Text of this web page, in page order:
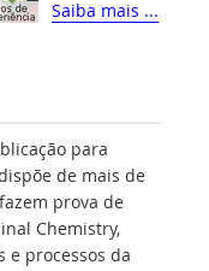
Saiba mais ...
para
de mais de
prova de
Chemistry,
e processos da